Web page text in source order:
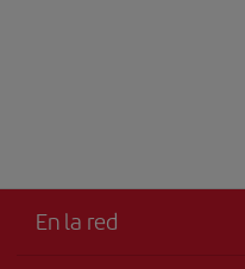
En la red